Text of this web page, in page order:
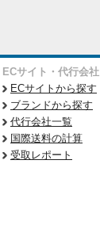
ECサイト・代行会社
ECサイトから探す
ブランドから探す
代行会社一覧
国際送料の計算
受取レポート